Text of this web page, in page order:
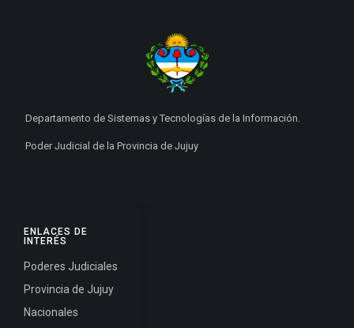
ENLACES DE
INTERÉS
Poderes Judiciales
Provincia de Jujuy
Nacionales
Departamento de Sistemas y Tecnologías de la Información.
Poder Judicial de la Provincia de Jujuy